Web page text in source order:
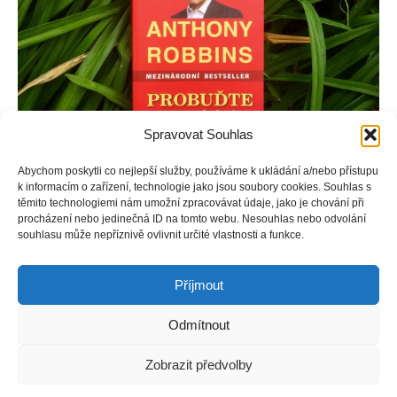
Spravovat Souhlas
Abychom poskytli co nejlepší služby, používáme k ukládání a/nebo přístupu
k informacím o zařízení, technologie jako jsou soubory cookies. Souhlas s
těmito technologiemi nám umožní zpracovávat údaje, jako je chování při
procházení nebo jedinečná ID na tomto webu. Nesouhlas nebo odvolání
souhlasu může nepříznivě ovlivnit určité vlastnosti a funkce.
Příjmout
Odmítnout
Zobrazit předvolby
Přední odborník na osobní rozvoj a motivační řečník Anthony
Robbins ukazuje, jak je možné a žádoucí ovlivnit emocionální,
spokojenosti, která nás bude provázet po zbytek života.
SEO